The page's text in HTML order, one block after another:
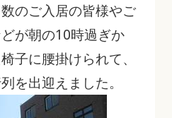
のご入居の皆様やご
が朝の10時過ぎか
子に腰掛けられて、
を出迎えました。